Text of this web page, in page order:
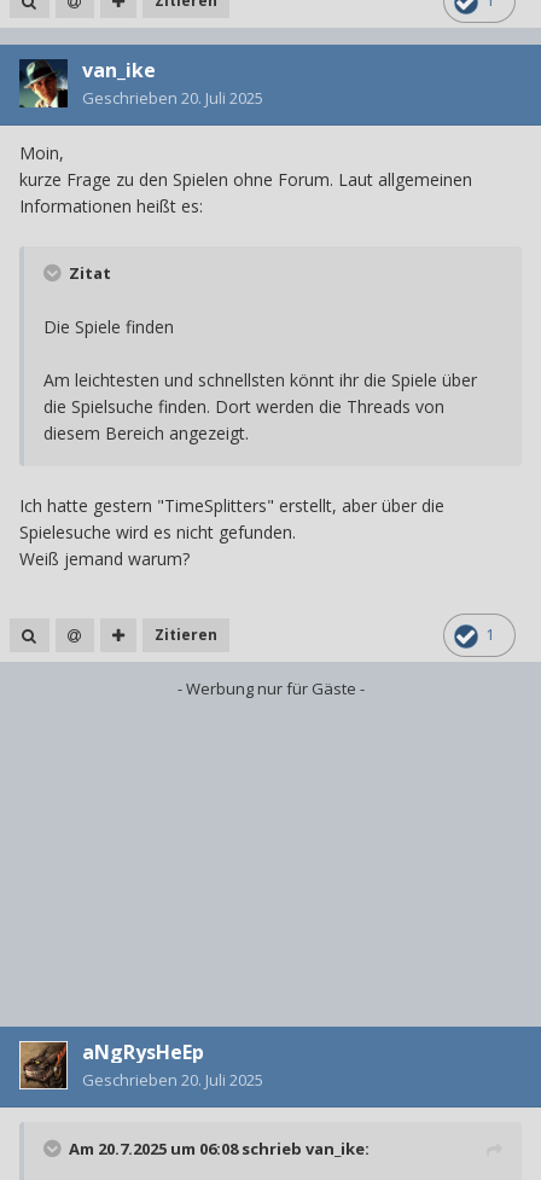
van_ike
Geschrieben 20. Juli 2025
Moin,
kurze Frage zu den Spielen ohne Forum. Laut allgemeinen
Informationen heißt es:
Zitat
Die Spiele finden
Am leichtesten und schnellsten könnt ihr die Spiele über
die Spielsuche finden. Dort werden die Threads von
diesem Bereich angezeigt.
Ich hatte gestern "TimeSplitters" erstellt, aber über die
Spielesuche wird es nicht gefunden.
Weiß jemand warum?
1
Zitieren
- Werbung nur für Gäste -
aNgRysHeEp
Geschrieben 20. Juli 2025
Am 20.7.2025 um 06:08 schrieb van_ike: